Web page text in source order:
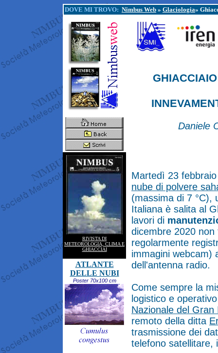
DOVE MI TROVO: Nimbus Web » Glaciologia»
RIVISTA DI
METEOROLOGIA, CLIMA E
GHIACCIAI
ATLANTE
DELLE NUBI
Poster 70x100 cm
Daniele
Martedì 23
nube di polvere
(massima di 7 °C),
Italiana è salita al
lavori di
dicembre 2020
regolarmente
immagini webcam)
dell'antenna radio.
Come sempre la
logistico e
Nazionale del Gran
remoto della ditta
trasmissione dei
telefono satellitare,